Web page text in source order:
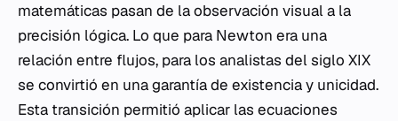
matemáticas pasan de la observación visual a la
precisión lógica. Lo que para Newton era una
relación entre flujos, para los analistas del siglo XIX
se convirtió en una garantía de existencia y unicidad.
Esta transición permitió aplicar las ecuaciones